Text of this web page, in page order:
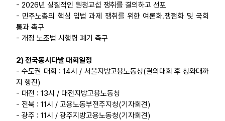
- 2026년 실질적인 원청교섭 쟁취를 결의하고 선포
- 민주노총의 핵심 입법 과제 쟁취를 위한 여론화․쟁점화 및 국회
통과 촉구
- 개정 노조법 시행령 폐기 촉구
2) 전국동시다발 대회일정
- 수도권 대회 : 14시 / 서울지방고용노동청(결의대회 후 청와대까
지 행진)
- 대전 : 13시 / 대전지방고용노동청
- 전북 : 11시 / 고용노동부전주지청(기자회견)
- 광주 : 11시 / 광주지방고용노동청(기자회견)